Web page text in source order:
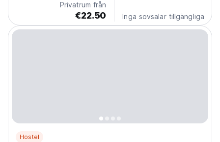
Privatrum från
€22.50 Inga sovsalar tillgängliga
Hostel